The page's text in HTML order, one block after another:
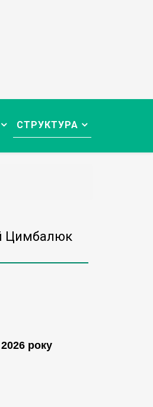
СТРУКТУРА
Цимбалюк
року